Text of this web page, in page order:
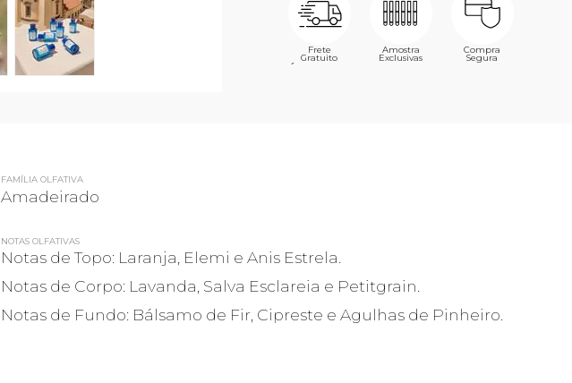
Frete
Gratuito
Amostra
Exclusivas
Compra
Segura
´
FAMÍLIA OLFATIVA
Amadeirado
NOTAS OLFATIVAS
Notas de Topo: Laranja, Elemi e Anis Estrela.
Notas de Corpo: Lavanda, Salva Esclareia e Petitgrain.
Notas de Fundo: Bálsamo de Fir, Cipreste e Agulhas de Pinheiro.